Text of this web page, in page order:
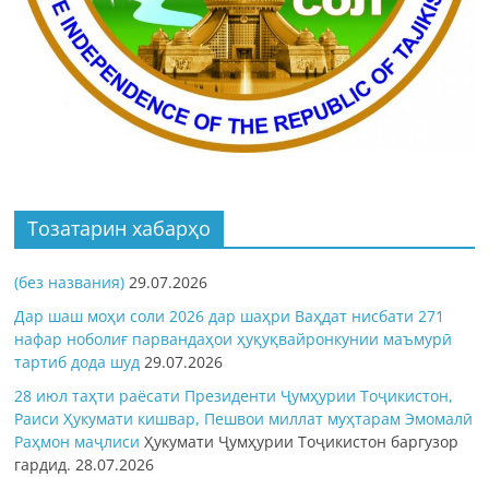
Тозатарин хабарҳо
(без названия) 29.07.2026
Дар шаш моҳи соли 2026 дар шаҳри Ваҳдат нисбати 271
нафар ноболиғ парвандаҳои ҳуқуқвайронкунии маъмурӣ
тартиб дода шуд 29.07.2026
28 июл таҳти раёсати Президенти Ҷумҳурии Тоҷикистон,
Раиси Ҳукумати кишвар, Пешвои миллат муҳтарам Эмомалӣ
Раҳмон маҷлисиҲукумати Ҷумҳурии Тоҷикистон баргузор
гардид.28.07.2026